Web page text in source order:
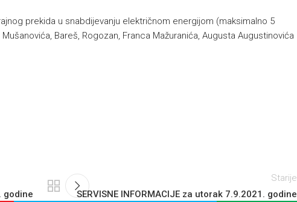
prekida u snabdijevanju električnom energijom (maksimalno 5
Bareš, Rogozan, Franca Mažuranića, Augusta Augustinovića
godine
Starije
SERVISNE INFORMACIJE za utorak 7.9.2021. godine